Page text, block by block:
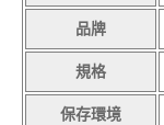
品牌
規格
保存環境